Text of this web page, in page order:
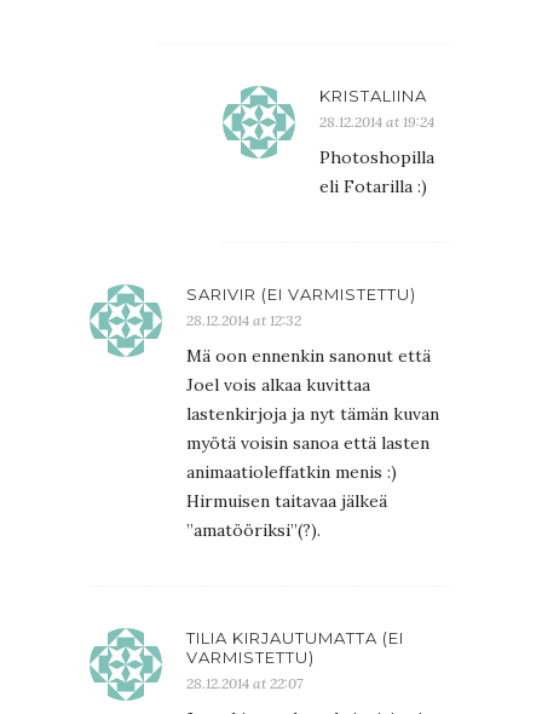
KRISTALIINA
28.12.2014 at 19:24
Photoshopilla
eli Fotarilla :)
SARIVIR (EI VARMISTETTU)
28.12.2014 at 12:32
Mä oon ennenkin sanonut että
Joel vois alkaa kuvittaa
lastenkirjoja ja nyt tämän kuvan
myötä voisin sanoa että lasten
animaatioleffatkin menis :)
Hirmuisen taitavaa jälkeä
”amatööriksi”(?).
TILIA KIRJAUTUMATTA (EI
VARMISTETTU)
28.12.2014 at 22:07